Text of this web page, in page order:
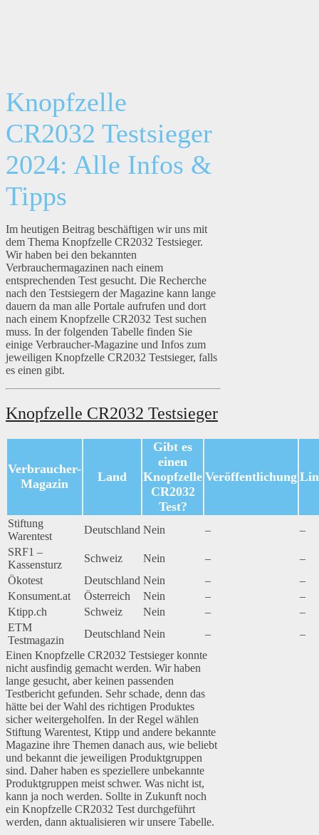
Knopfzelle
CR2032 Testsieger
2024: Alle Infos &
Tipps
Im heutigen Beitrag beschäftigen wir uns mit
dem Thema Knopfzelle CR2032 Testsieger.
Wir haben bei den bekannten
Verbrauchermagazinen nach einem
entsprechenden Test gesucht. Die Recherche
nach den Testsiegern der Magazine kann lange
dauern da man alle Portale aufrufen und dort
nach einem Knopfzelle CR2032 Test suchen
muss. In der folgenden Tabelle finden Sie
einige Verbraucher-Magazine und Infos zum
jeweiligen Knopfzelle CR2032 Testsieger, falls
es einen gibt.
Knopfzelle CR2032 Testsieger
Verbraucher-
Magazin
Land
Gibt es
einen
Knopfzelle
CR2032
Test?
Veröffentlichung
Stiftung
Warentest
Deutschland Nein –
–
SRF1 –
Kassensturz
Schweiz Nein –
–
Ökotest
Deutschland Nein –
–
Konsument.at
Österreich Nein –
–
Ktipp.ch
Schweiz Nein –
–
ETM
Testmagazin
Deutschland Nein –
–
Einen Knopfzelle CR2032 Testsieger konnte
nicht ausfindig gemacht werden. Wir haben
lange gesucht, aber keinen passenden
Testbericht gefunden. Sehr schade, denn das
hätte bei der Wahl des richtigen Produktes
sicher weitergeholfen. In der Regel wählen
Stiftung Warentest, Ktipp und andere bekannte
Magazine ihre Themen danach aus, wie beliebt
und bekannt die jeweiligen Produktgruppen
sind. Daher haben es speziellere unbekannte
Produktgruppen meist schwer. Was nicht ist,
kann ja noch werden. Sollte in Zukunft noch
ein Knopfzelle CR2032 Test durchgeführt
werden, dann aktualisieren wir unsere Tabelle.